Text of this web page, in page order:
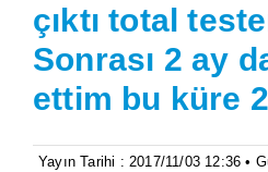
çıktı total
Sonrası 2 ay
ettim bu küre
Yayın Tarihi : 2017/11/03 12:36 •